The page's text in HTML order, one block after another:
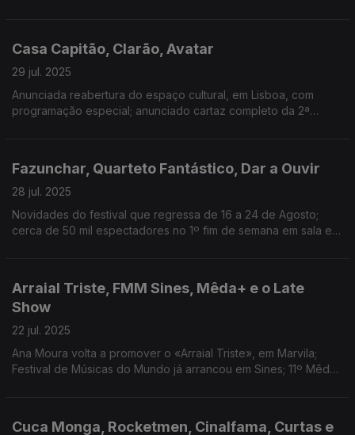
Casa Capitão, Clarão, Avatar
29 jul. 2025
Anunciada reabertura do espaço cultural, em Lisboa, com
programação especial; anunciado cartaz completo da 2ª
Fazunchar, Quarteto Fantástico, Dar a Ouvir
28 jul. 2025
Novidades do festival que regressa de 16 a 24 de Agosto;
cerca de 50 mil espectadores no 1º fim de semana em sala em
Arraial Triste, FMM Sines, Mêda+ e o Late
Show
22 jul. 2025
Ana Moura volta a promover o «Arraial Triste», em Marvila;
Festival de Músicas do Mundo já arrancou em Sines; 11º Mêda+
Cuca Monga, Rocketmen, Cinalfama, Curtas e